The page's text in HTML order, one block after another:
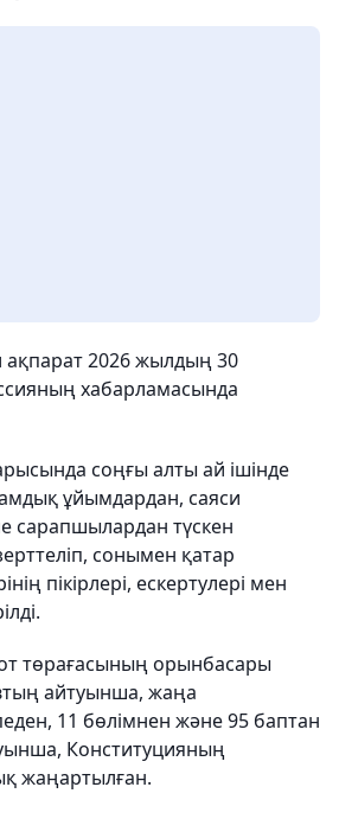
ақпарат 2026 жылдың 30
хабарламасында
соңғы алты ай ішінде
ұйымдардан, саяси
сарапшылардан түскен
сонымен қатар
пікірлері, ескертулері мен
төрағасының орынбасары
айтуынша, жаңа
11 бөлімнен және 95 баптан
Конституцияның
жаңартылған.